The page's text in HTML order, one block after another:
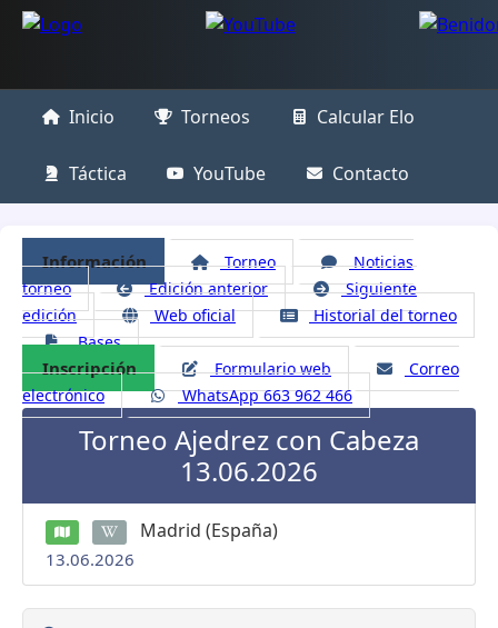
Inicio Torneos Calcular Elo
Táctica YouTube Contacto
Información Torneo
Noticias
torneo
Edición anterior
Siguiente
edición
Web oficial
Historial del torneo
Bases
Inscripción Formulario web
Correo
electrónico
WhatsApp 663 962 466
Torneo Ajedrez con Cabeza
13.06.2026
Madrid (España)
13.06.2026